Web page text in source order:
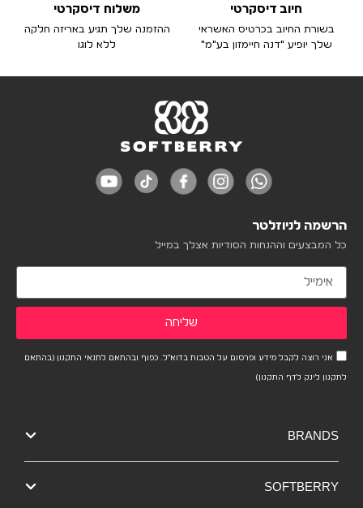
חיוב דיסקרטי
בשורת החיוב בכרטיס האשראי
שלך יופיע "דנה חיימזון בע"מ"
משלוח דיסקרטי
ההזמנה שלך תגיע באריזה חלקה
ללא לוגו
הרשמה לניוזלטר
כל המבצעים וההנחות הסודיות אצלך במייל
אני רוצה לקבל מידע ופרסום על הטבות בדוא"ל. כפוף ובהתאם לתנאי התקנון (בהתאם
לתקנון לינק לדף התקנון)
שליחה
BRANDS
SOFTBERRY